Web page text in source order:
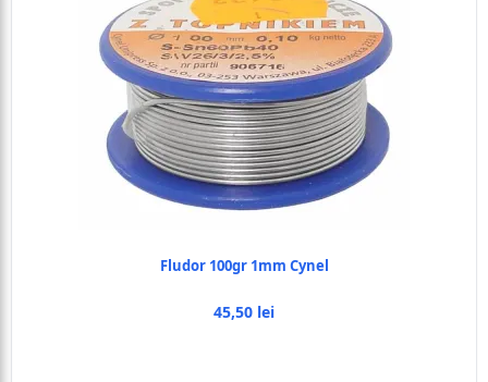
Fludor 100gr 1mm Cynel
45,50 lei